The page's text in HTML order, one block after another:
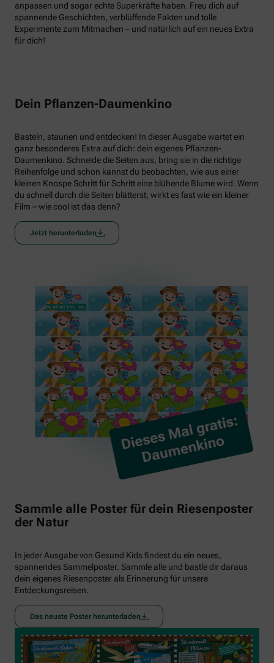
anpassen und sogar echte Superkräfte haben. Freu dich auf
spannende Geschichten, verblüffende Fakten und tolle
Experimente zum Mitmachen – und natürlich auf ein neues Extra
für dich!
Dein Pflanzen-Daumenkino
Basteln, staunen und entdecken! In dieser Ausgabe wartet ein
ganz besonderes Extra auf dich: dein eigenes Pflanzen-
Daumenkino. Schneide die Seiten aus, bring sie in die richtige
Reihenfolge und schon kannst du beobachten, wie aus einer
kleinen Knospe Schritt für Schritt eine blühende Blume wird. Wenn
du schnell durch die Seiten blätterst, wirkt es fast wie ein kleiner
Film – wie cool ist das denn?
Jetzt herunterladen
Sammle alle Poster für dein Riesenposter
der Natur
In jeder Ausgabe von Gesund Kids findest du ein neues,
spannendes Sammelposter. Sammle alle und bastle dir daraus
dein eigenes Riesenposter als Erinnerung für unsere
Entdeckungsreisen.
Das neuste Poster herunterladen